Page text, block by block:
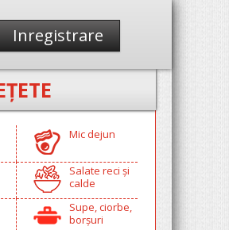
Inregistrare
Mic dejun
Salate reci și
calde
Supe, ciorbe,
borșuri